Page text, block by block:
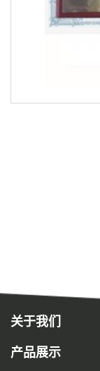
关于我们
产品展示